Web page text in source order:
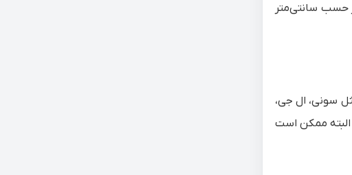
حسب سانتی‌متر
تلویزیون‌ها مثل سونی، ال جی،
البته ممکن است